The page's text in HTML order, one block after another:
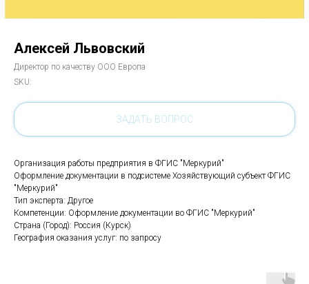
Алексей Львовский
Директор по качеству ООО Европа
SKU:
ЗАДАТЬ ВОПРОС
Организация работы предприятия в ФГИС "Меркурий"
Оформление документации в подсистеме Хозяйствующий субъект ФГИС
"Меркурий"
Тип эксперта: Другое
Компетенции: Оформление документации во ФГИС "Меркурий"
Страна (Город): Россия (Курск)
География оказания услуг: по запросу